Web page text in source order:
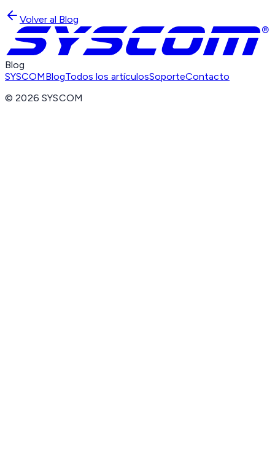
Volver al Blog
Blog
SYSCOMBlogTodos los artículosSoporteContacto
©2026 SYSCOM